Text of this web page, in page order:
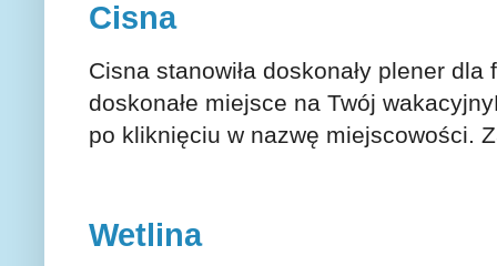
Cisna
Cisna stanowiła doskonały plener
doskonałe miejsce na Twój
po kliknięciu w nazwę miejscowości.
Wetlina